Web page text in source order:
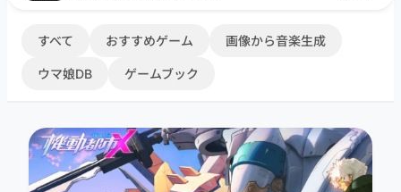
すべて おすすめゲーム 画像から音楽生成
ウマ娘DB ゲームブック